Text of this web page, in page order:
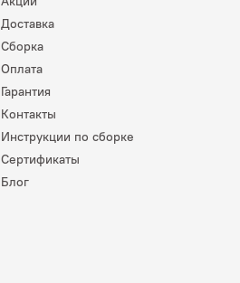
Доставка
Сборка
Оплата
Гарантия
Контакты
Инструкции по сборке
Сертификаты
Блог